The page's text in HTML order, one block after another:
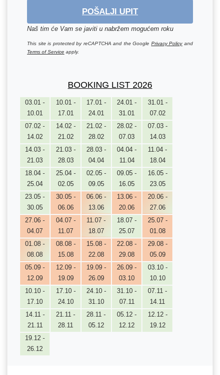
POŠALJI UPIT
Naš tim će Vam se javiti u nabržem mogućem roku
This site is protected by reCAPTCHA and the Google Privacy Policyand
Terms of Service apply.
BOOKING LIST 2026
03.01 -
10.01
10.01 -
17.01
17.01 -
24.01
24.01 -
31.01
31.01 -
07.02
07.02 -
14.02
14.02 -
21.02
21.02 -
28.02
28.02 -
07.03
07.03 -
14.03
14.03 -
21.03
21.03 -
28.03
28.03 -
04.04
04.04 -
11.04
11.04 -
18.04
18.04 -
25.04
25.04 -
02.05
02.05 -
09.05
09.05 -
16.05
16.05 -
23.05
23.05 -
30.05
30.05 -
06.06
06.06 -
13.06
13.06 -
20.06
20.06 -
27.06
27.06 -
04.07
04.07 -
11.07
11.07 -
18.07
18.07 -
25.07
25.07 -
01.08
01.08 -
08.08
08.08 -
15.08
15.08 -
22.08
22.08 -
29.08
29.08 -
05.09
05.09 -
12.09
12.09 -
19.09
19.09 -
26.09
26.09 -
03.10
03.10 -
10.10
10.10 -
17.10
17.10 -
24.10
24.10 -
31.10
31.10 -
07.11
07.11 -
14.11
14.11 -
21.11
21.11 -
28.11
28.11 -
05.12
05.12 -
12.12
12.12 -
19.12
19.12 -
26.12